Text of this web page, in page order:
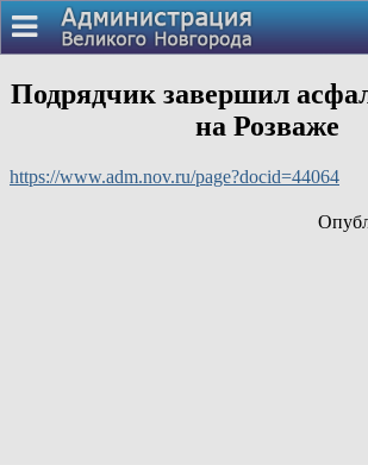
Подрядчик завершил
на Розваже
https://www.adm.nov.ru/page?docid=44064